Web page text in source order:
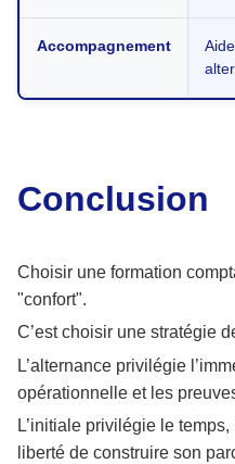
Accompagnement
Conclusion
Choisir une formation
"confort".
C’est choisir une stratégie
L’alternance privilégie
opérationnelle et les
L’initiale privilégie le
liberté de construire son